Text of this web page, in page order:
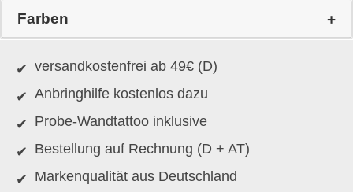
Farben
versandkostenfrei ab 49€ (D)
Anbringhilfe kostenlos dazu
Probe-Wandtattoo inklusive
Bestellung auf Rechnung (D + AT)
Markenqualität aus Deutschland